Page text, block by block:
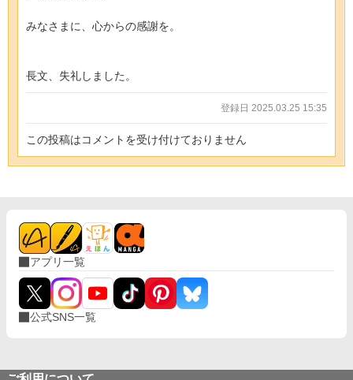
みなさまに、心からの感謝を。
長文、失礼しました。
登録日 2025.03.25 15:35
この投稿はコメントを受け付けておりません
アプリ一覧
公式SNS一覧